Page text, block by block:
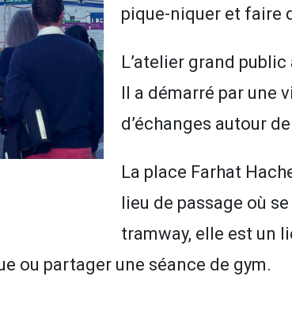
pique-niquer et faire
L’atelier grand
Il a démarré par
d’échanges autour
La place Farhat
lieu de passage où
tramway, elle est un
ou partager une séance de gym.